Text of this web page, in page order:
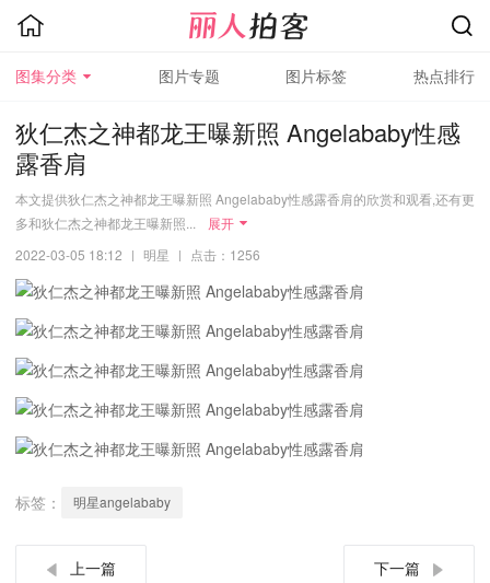
图集分类 图片专题 图片标签 热点排行
狄仁杰之神都龙王曝新照 Angelababy性感
露香肩
本文提供狄仁杰之神都龙王曝新照 Angelababy性感露香肩的欣赏和观看,还有更
多和狄仁杰之神都龙王曝新照...
展开
2022-03-05 18:12 | 明星 | 点击：1256
标签： 明星angelababy
上一篇 下一篇